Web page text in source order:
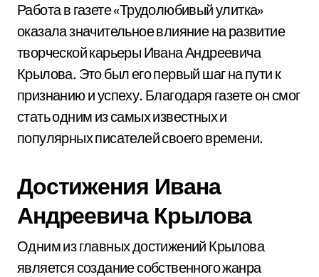
Работа в газете «Трудолюбивый улитка»
оказала значительное влияние на развитие
творческой карьеры Ивана Андреевича
Крылова. Это был его первый шаг на пути к
признанию и успеху. Благодаря газете он смог
стать одним из самых известных и
популярных писателей своего времени.
Достижения Ивана
Андреевича Крылова
Одним из главных достижений Крылова
является создание собственного жанра